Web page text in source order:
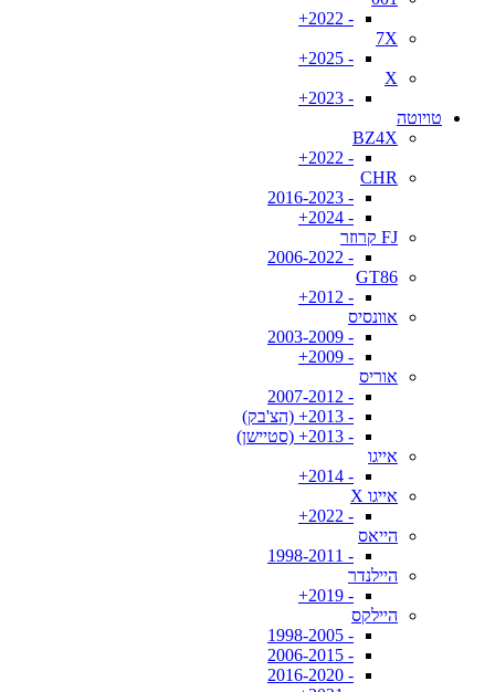
- 2022+
7X
- 2025+
X
- 2023+
טויוטה
BZ4X
- 2022+
CHR
- 2016-2023
- 2024+
FJ קרוזר
- 2006-2022
GT86
- 2012+
אוונסיס
- 2003-2009
- 2009+
אוריס
- 2007-2012
- 2013+ (הצ'בק)
- 2013+ (סטיישן)
אייגו
- 2014+
אייגו X
- 2022+
הייאס
- 1998-2011
היילנדר
- 2019+
היילקס
- 1998-2005
- 2006-2015
- 2016-2020